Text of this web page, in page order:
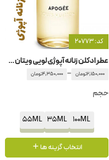
کد: 20773
عطر ادکلن زنانه آپوژی لویی ویتان – لویی ویتون
2,150,000تومان –
4,350,000تومان
حجم
100ML
35ML
55ML
انتخاب گزینه ها